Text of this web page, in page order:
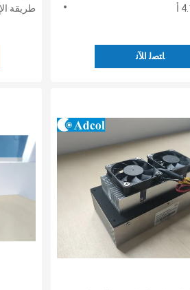
طريقة
ﺎﺘﺼﻟ ﺍﻶﻧ